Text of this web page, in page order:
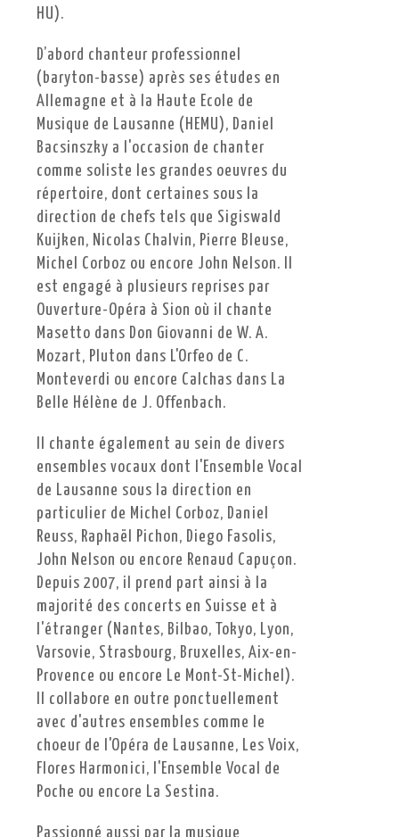
HU).
D’abord chanteur professionnel
(baryton-basse) après ses études en
Allemagne et à la Haute Ecole de
Musique de Lausanne (HEMU), Daniel
Bacsinszky a l'occasion de chanter
comme soliste les grandes oeuvres du
répertoire, dont certaines sous la
direction de chefs tels que Sigiswald
Kuijken, Nicolas Chalvin, Pierre Bleuse,
Michel Corboz ou encore John Nelson. Il
est engagé à plusieurs reprises par
Ouverture-Opéra à Sion où il chante
Masetto dans Don Giovanni de W. A.
Mozart, Pluton dans L'Orfeo de C.
Monteverdi ou encore Calchas dans La
Belle Hélène de J. Offenbach.
Il chante également au sein de divers
ensembles vocaux dont l'Ensemble Vocal
de Lausanne sous la direction en
particulier de Michel Corboz, Daniel
Reuss, Raphaël Pichon, Diego Fasolis,
John Nelson ou encore Renaud Capuçon.
Depuis 2007, il prend part ainsi à la
majorité des concerts en Suisse et à
l'étranger (Nantes, Bilbao, Tokyo, Lyon,
Varsovie, Strasbourg, Bruxelles, Aix-en-
Provence ou encore Le Mont-St-Michel).
Il collabore en outre ponctuellement
avec d'autres ensembles comme le
choeur de l'Opéra de Lausanne, Les Voix,
Flores Harmonici, l'Ensemble Vocal de
Poche ou encore La Sestina.
Passionné aussi par la musique